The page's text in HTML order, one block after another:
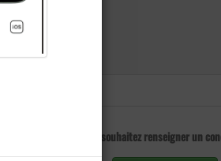
Vous souhaitez renseigner un